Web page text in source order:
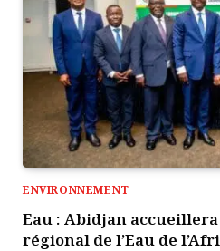
ENVIRONNEMENT
Eau : Abidjan
régional de l’Eau de